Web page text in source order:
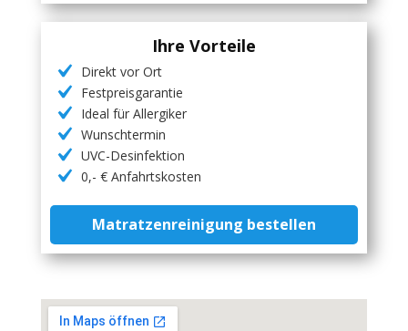
Ihre Vorteile
Direkt vor Ort
Festpreisgarantie
Ideal für Allergiker
Wunschtermin
UVC-Desinfektion
0,- € Anfahrtskosten
Matratzenreinigung bestellen